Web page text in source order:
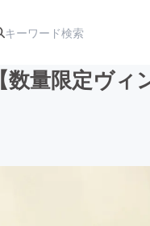
【数量限定ヴ